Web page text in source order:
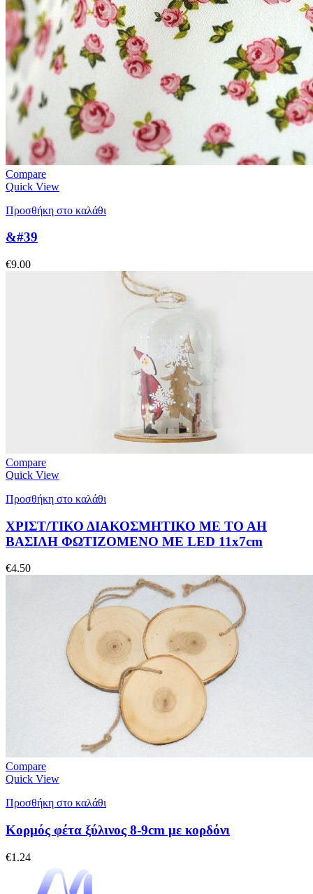
Compare
Quick View
Προσθήκη στο καλάθι
&#39
€9.00
Compare
Quick View
Προσθήκη στο καλάθι
ΧΡΙΣΤ/ΤΙΚΟ ΔΙΑΚΟΣΜΗΤΙΚΟ ΜΕ ΤΟ ΑΗ
ΒΑΣΙΛΗ ΦΩΤΙΖΟΜΕΝΟ ΜΕ LED 11x7cm
€4.50
Compare
Quick View
Προσθήκη στο καλάθι
Κορμός φέτα ξύλινος 8-9cm με κορδόνι
€1.24